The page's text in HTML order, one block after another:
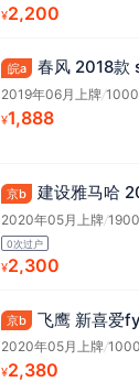
¥2,200
皖a 春风 2018款
2019年06月上牌/
¥1,888
京b 建设雅马哈
2020年05月上牌/
0次过户
¥2,300
京b 飞鹰 新喜爱
2020年05月上牌/
¥2,380